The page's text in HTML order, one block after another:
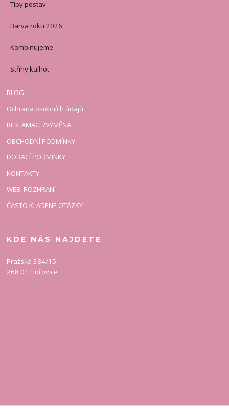
Tipy postav
Barva roku 2026
Kombinujeme
Střihy kalhot
BLOG
Ochrana osobních údajů
REKLAMACE/VÝMĚNA
OBCHODNÍ PODMÍNKY
DODACÍ PODMÍNKY
KONTAKTY
WEB. ROZHRANÍ
ČASTO KLADENÉ OTÁZKY
KDE NÁS NAJDETE
Pražská 384/15
268 01 Hořovice